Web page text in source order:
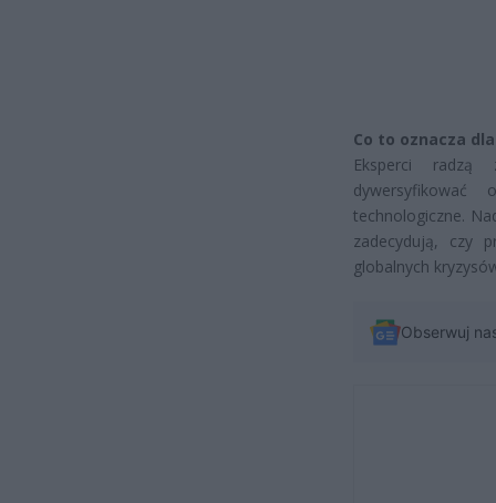
Co to oznacza
Eksperci radzą
technologiczne.
zadecydują, czy
globalnych
Obserwuj